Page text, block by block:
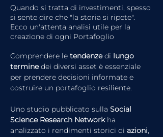
Quando si tratta di investimenti, spesso
si sente dire che "la storia si ripete".
Ecco un'attenta analisi utile per la
creazione di ogni Portafoglio
Comprendere le tendenze di lungo
termine dei diversi asset è essenziale
per prendere decisioni informate e
costruire un portafoglio resiliente.
Uno studio pubblicato sulla Social
Science Research Network ha
analizzato i rendimenti storici di azioni,